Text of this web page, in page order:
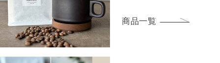
商品一覧